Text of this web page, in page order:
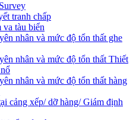
tranh chấp
va tàu biển
nhân và mức độ tổn thất ghe
nhân và mức độ tổn thất Thiết
nhân và mức độ tổn thất hàng
cảng xếp/ dỡ hàng/ Giám định